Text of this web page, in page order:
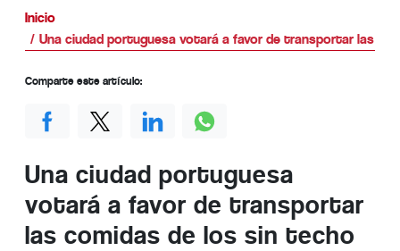
Inicio
Una ciudad portuguesa votará a favor de transportar las
Una ciudad portuguesa
votará a favor de transportar
las comidas de los sin techo
Comparte este artículo: